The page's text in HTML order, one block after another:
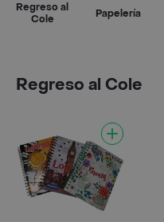
Regreso al
Cole
Papelería
Regreso al Cole